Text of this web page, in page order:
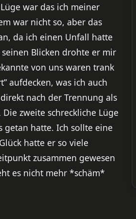
war das ich meiner
war nicht so, aber das
da ich einen Unfall hatte
Blicken drohte er mir
von uns waren trank
aufdecken, was ich auch
nach der Trennung als
zweite schreckliche Lüge
getan hatte. Ich sollte eine
hatte er so viele
zusammen gewesen
es nicht mehr *schäm*